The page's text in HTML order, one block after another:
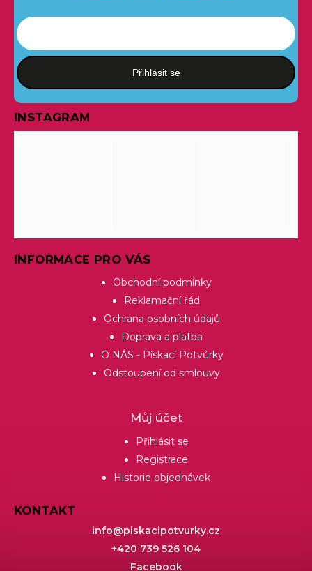
Přihlásit se
INSTAGRAM
INFORMACE PRO VÁS
Obchodní podmínky
Reklamační řád
Ochrana osobních údajů
Doprava a platba
O NÁS - Pískací Potvůrky
Odstoupení od smlouvy
Můj účet
Přihlásit se
Registrace
Historie objednávek
KONTAKT
info@piskacipotvurky.cz
+420 739 526 104
Facebook